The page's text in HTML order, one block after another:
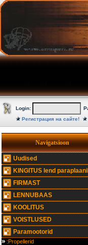
Login:
Регистрация на сайте!
Navigatsioon
Uudised
KINGITUS lend paraplaanil
FIRMAST
LENNUBAAS
KOOLITUS
VOISTLUSED
Paramootorid
:Propellerid